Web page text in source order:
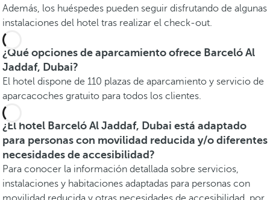
Además, los huéspedes pueden seguir disfrutando de algunas
instalaciones del hotel tras realizar el check-out.
¿Qué opciones de aparcamiento ofrece Barceló Al
Jaddaf, Dubai?
El hotel dispone de 110 plazas de aparcamiento y servicio de
aparcacoches gratuito para todos los clientes.
¿El hotel Barceló Al Jaddaf, Dubai está adaptado
para personas con movilidad reducida y/o diferentes
necesidades de accesibilidad?
Para conocer la información detallada sobre servicios,
instalaciones y habitaciones adaptadas para personas con